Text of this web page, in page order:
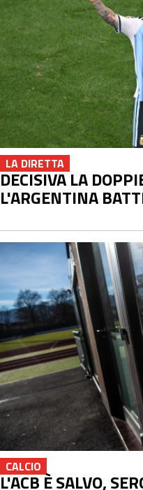
LA DIRETTA
DECISIVA LA
L'ARGENTINA
CALCIO
L'ACB È SALVO,